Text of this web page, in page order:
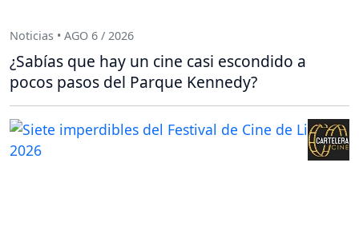
Noticias • AGO 6 / 2026
¿Sabías que hay un cine casi escondido a
pocos pasos del Parque Kennedy?